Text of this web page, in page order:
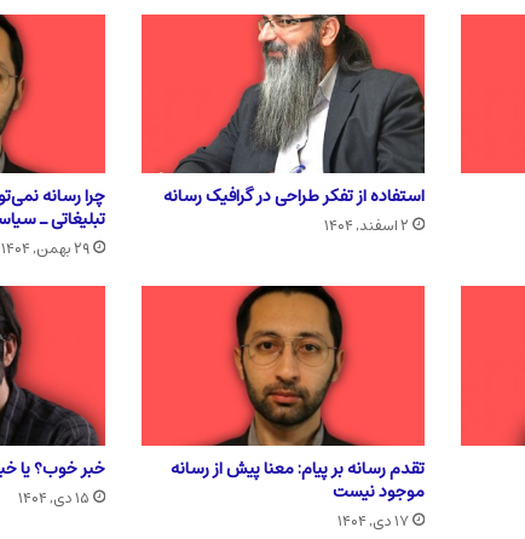
استفاده از تفکر طراحی در گرافیک رسانه
۲ اسفند, ۱۴۰۴
چرا رسانه
تبلیغاتی ـ
۲۹ بهمن, ۱۴۰۴
تقدم رسانه بر پیام: معنا پیش از رسانه
موجود نیست
۱۷ دی, ۱۴۰۴
خبر خوب؟ یا
۱۵ دی, ۱۴۰۴